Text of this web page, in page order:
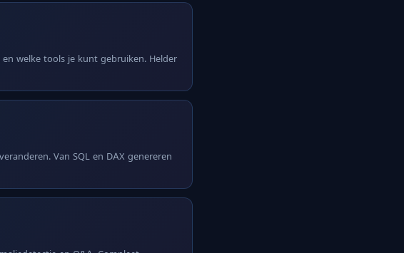
en welke tools je kunt gebruiken. Helder
Van SQL en DAX genereren